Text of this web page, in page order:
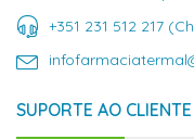
+351 231 512 217
SUPORTE AO CLIENTE